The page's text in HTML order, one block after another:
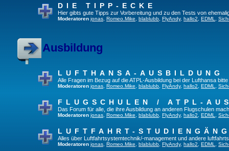
DIE TIPP-ECKE
Hier gibts gute Tipps zur Vorbereitung und zu den Tests von
Moderatoren jonas Romeo.Mike blablubb FlyAndy, hallo2 EDML
Ausbildung
LUFTHANSA-AUSBILDUNG
Alle Fragen im Bezug auf die ATPL-Ausbildung bei der Lufthansa
Moderatoren jonas Romeo.Mike blablubb FlyAndy, hallo2 EDML
FLUGSCHULEN / ATPL-
Das Forum für alle, die ihre Ausbildung an anderen Flugschulen
Moderatoren jonas Romeo.Mike blablubb FlyAndy, hallo2 EDML
LUFTFAHRT-
Alles über Luftfahrtsystemtechnik/-management und andere
Moderatoren jonas Romeo.Mike blablubb FlyAndy, hallo2 EDML